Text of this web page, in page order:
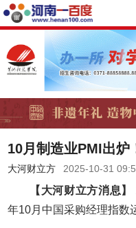
10月制造业PMI出炉
大河财立方 2025-10-31
【大河财立方消息】
年10月中国采购经理指数